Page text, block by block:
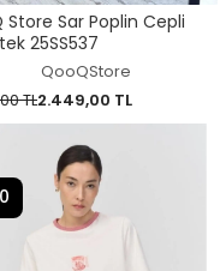
Store Sar Poplin Cepli
25SS537
QooQStore
TL2.449,00 TL